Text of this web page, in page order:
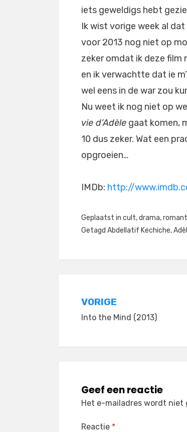
iets geweldigs hebt
Ik wist vorige week al dat
voor 2013 nog niet op
zeker omdat ik deze film
en ik verwachtte dat ie
wel eens in de war zou
Nu weet ik nog niet op
vie d’Adèle gaat komen,
10 dus zeker. Wat een
opgroeien…
IMDb: http://
Geplaatst in cult,drama,
Getagd Abdellatif Kechiche,
Bericht
navigatie
VORIGE
Into the Mind (2013)
Geef een reactie
Het e-mailadres wordt niet
Reactie *